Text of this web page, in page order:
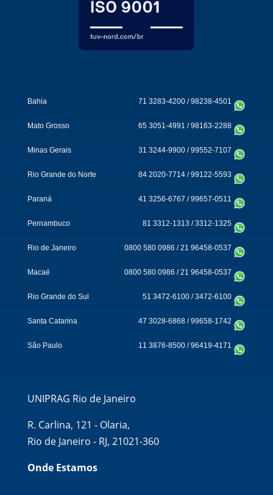
Bahia 71 3283-4200 /98238-4501
Mato Grosso 65 3051-4991 /98163-2288
Minas Gerais 31 3244-9900 /99552-7107
Rio Grande do Norte 84 2020-7714 /99122-5593
Paraná 41 3256-6767 /99657-0511
Pernambuco 81 3312-1313 /3312-1325
Rio de Janeiro 0800 580 0986 /21 96458-0537
Macaé 0800 580 0986 /21 96458-0537
Rio Grande do Sul 51 3472-6100 /3472-6100
Santa Catarina 47 3028-6868 /99658-1742
São Paulo 11 3876-8500 /96419-4171
UNIPRAG Rio de Janeiro
R. Carlina, 121 - Olaria,
Rio de Janeiro - RJ, 21021-360
Onde Estamos